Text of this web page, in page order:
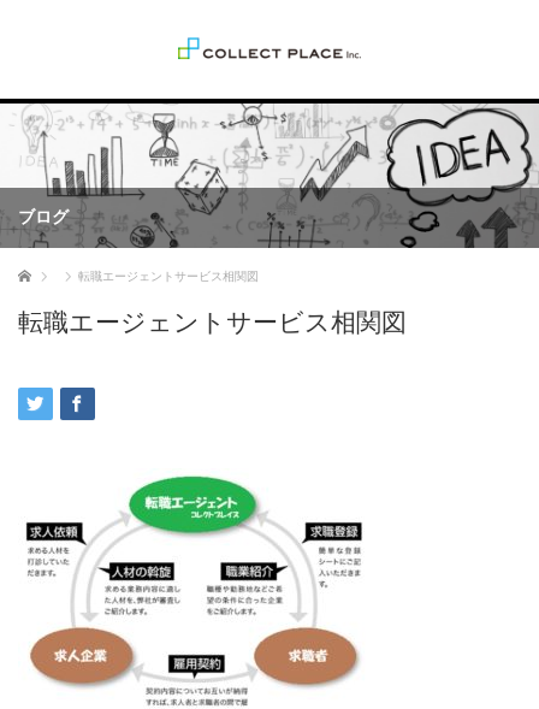
ブログ
ホーム 転職エージェントサービス相関図
転職エージェントサービス相関図